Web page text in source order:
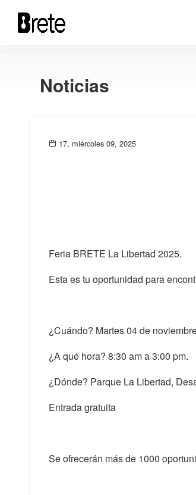
Noticias
17, miércoles 09, 2025
Feria BRETE La Libertad 2025.
Esta es tu oportunidad para
¿Cuándo? Martes 04 de
¿A qué hora? 8:30 am a 3:00 pm.
¿Dónde? Parque La Libertad,
Entrada gratuita
Se ofrecerán más de 1000